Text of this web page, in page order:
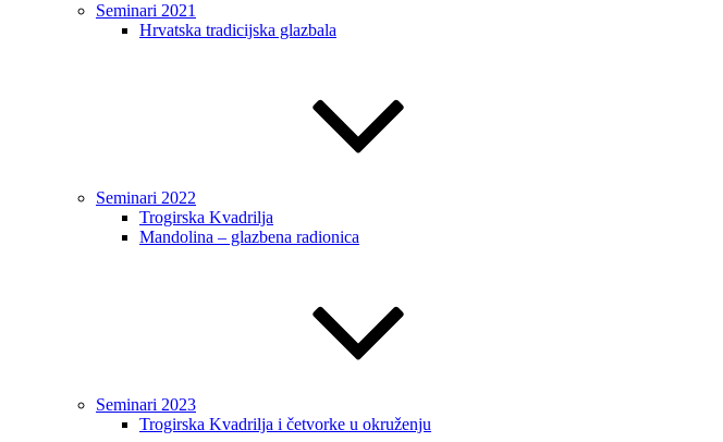
Seminari 2021
Hrvatska tradicijska glazbala
Seminari 2022
Trogirska Kvadrilja
Mandolina – glazbena radionica
Seminari 2023
Trogirska Kvadrilja i četvorke u okruženju